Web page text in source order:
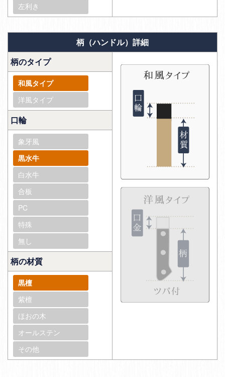
左利き
柄（ハンドル）詳細
柄のタイプ
和風タイプ
洋風タイプ
口輪
象牙風
黒水牛
白水牛
合板
PC
特殊
無し
柄の材質
黒檀
紫檀
ほおの木
オールステン
その他